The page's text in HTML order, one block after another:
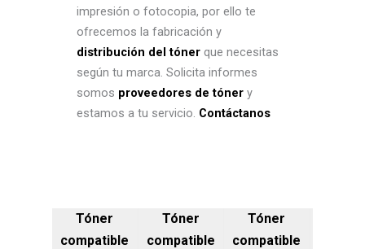
impresión o fotocopia, por ello te
ofrecemos la fabricación y
distribución del tóner que necesitas
según tu marca. Solicita informes
somos proveedores de tóner y
estamos a tu servicio. Contáctanos
Tóner
compatible
Tóner
compatible
Tóner
compatible